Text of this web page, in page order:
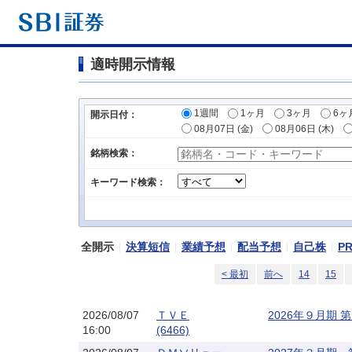
適時開示情報
開示日付： 1週間 1ヶ月 3ヶ月
6ヶ
08月07日 (金)
08月06日 (木)
銘柄検索：
キーワード検索：
全開示 決算短信 業績予想 配当予想 自己株
< 最初 前へ 14 15
2026/08/07
16:00
ＴＶＥ
(6466)
2026年９月期